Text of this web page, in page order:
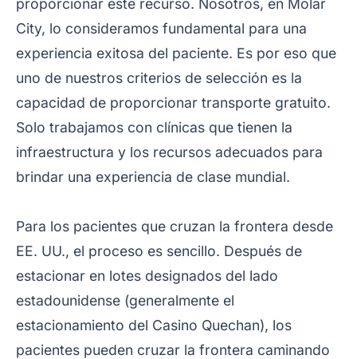
City, lo consideramos fundamental para una
experiencia exitosa del paciente. Es por eso que
uno de nuestros criterios de selección es la
capacidad de proporcionar transporte gratuito.
Solo trabajamos con clínicas que tienen la
infraestructura y los recursos adecuados para
brindar una experiencia de clase mundial.
Para los pacientes que cruzan la frontera desde
EE. UU., el proceso es sencillo. Después de
estacionar en lotes designados del lado
estadounidense (generalmente el
estacionamiento del Casino Quechan), los
pacientes pueden cruzar la frontera caminando